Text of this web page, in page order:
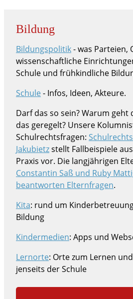
Bildung
Bildungspolitik- was Parteien,
wissenschaftliche
Schule und frühkindliche
Schule- Infos, Ideen, Akteure.
Darf das so sein? Warum geht
das geregelt? Unsere
Schulrechtsfragen:
Jakubietzstellt Fallbeispiele
Praxis vor. Die langjährigen
Constantin Saß und Ruby
beantworten Elternfragen.
Kita: rund um
Bildung
Kindermedien: Apps und
Lernorte: Orte zum Lernen
jenseits der Schule